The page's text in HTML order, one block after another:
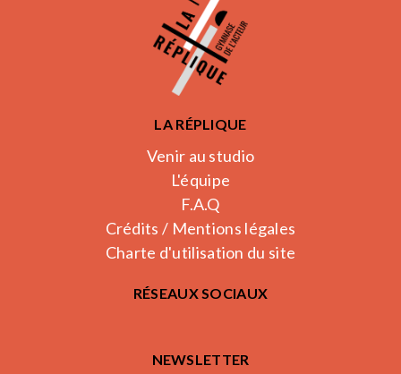
LA RÉPLIQUE
Venir au studio
L'équipe
F.A.Q
Crédits / Mentions légales
Charte d'utilisation du site
RÉSEAUX SOCIAUX
NEWSLETTER